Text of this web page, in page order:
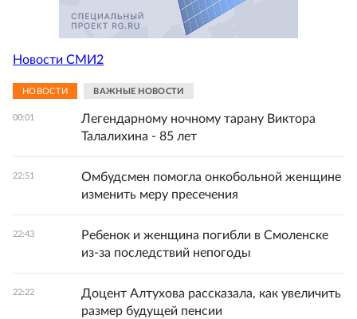
Новости СМИ2
НОВОСТИ ВАЖНЫЕ НОВОСТИ
00:01
Легендарному ночному тарану Виктора
Талалихина - 85 лет
22:51
Омбудсмен помогла онкобольной женщине
изменить меру пресечения
22:43
Ребенок и женщина погибли в Смоленске
из-за последствий непогоды
22:22
Доцент Алтухова рассказала, как увеличить
размер будущей пенсии